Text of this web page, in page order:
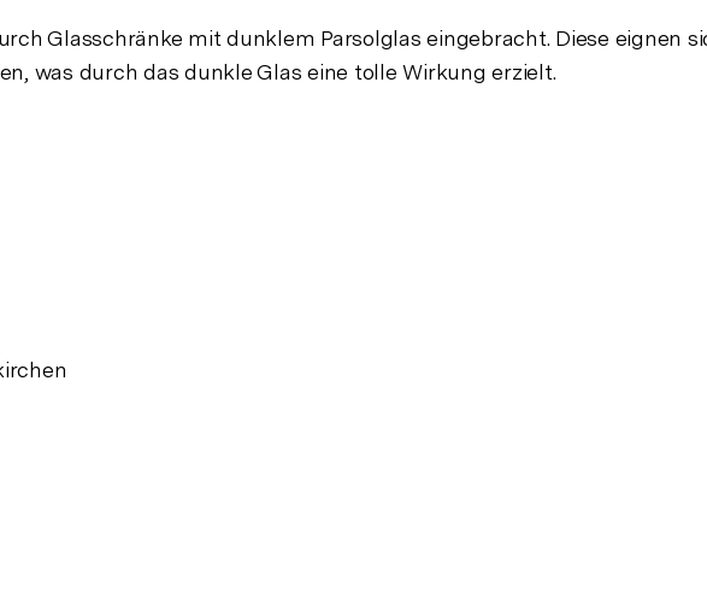
Glasschränke mit dunklem Parsolglas eingebracht. Diese eignen
was durch das dunkle Glas eine tolle Wirkung erzielt.